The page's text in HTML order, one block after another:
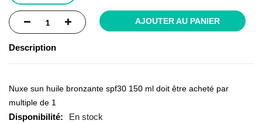
AJOUTER AU PANIER
Description
Nuxe sun huile bronzante spf30 150 ml doit être acheté par
multiple de 1
En stock